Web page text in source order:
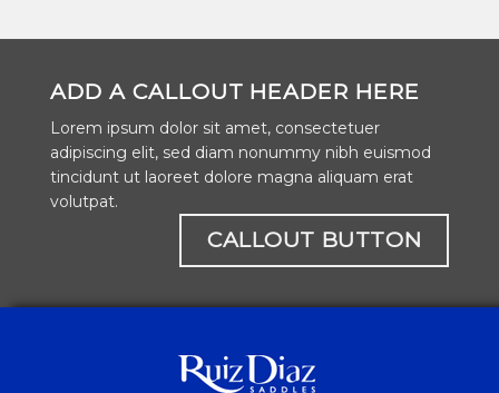
ADD A CALLOUT HEADER HERE
Lorem ipsum dolor sit amet, consectetuer
adipiscing elit, sed diam nonummy nibh euismod
tincidunt ut laoreet dolore magna aliquam erat
volutpat.
CALLOUT BUTTON